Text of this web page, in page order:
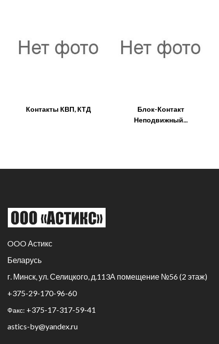
Контакты КВП, КТД
Блок-Контакт
Неподвижный...
OOO Астикс
Беларусь
г. Минск, ул. Селицкого, д.113А помещение №56 (2 этаж)
+375-29-170-96-60
Факс: +375-17-317-59-41
astics-by@yandex.ru